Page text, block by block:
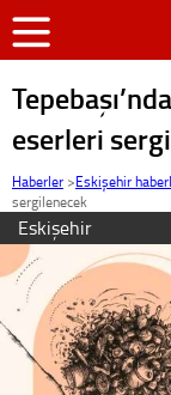
eserleri
Haberler >Eskişehir
sergilenecek
Eskişehir